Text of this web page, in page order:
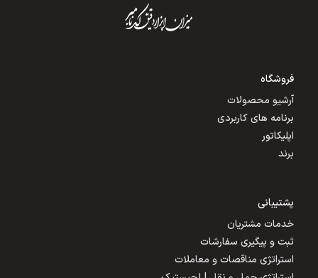
فروشگاه
آرشیو محصولات
برنامه های کاربردی
اپلیکاتور
برند
پشتیبانی
خدمات مشتریان
ثبت و پیگیری سفارشات
استراتژی مناقصات و معاملات